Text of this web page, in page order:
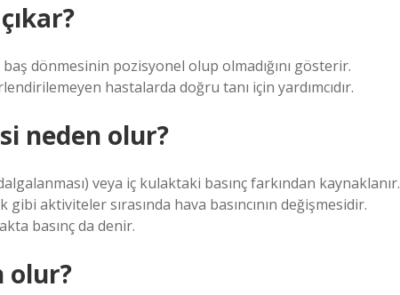
dönmesinin pozisyonel olup olmadığını gösterir.
hastalarda doğru tanı için yardımcıdır.
neden olur?
veya iç kulaktaki basınç farkından kaynaklanır.
aktiviteler sırasında hava basıncının değişmesidir.
basınç da denir.
olur?